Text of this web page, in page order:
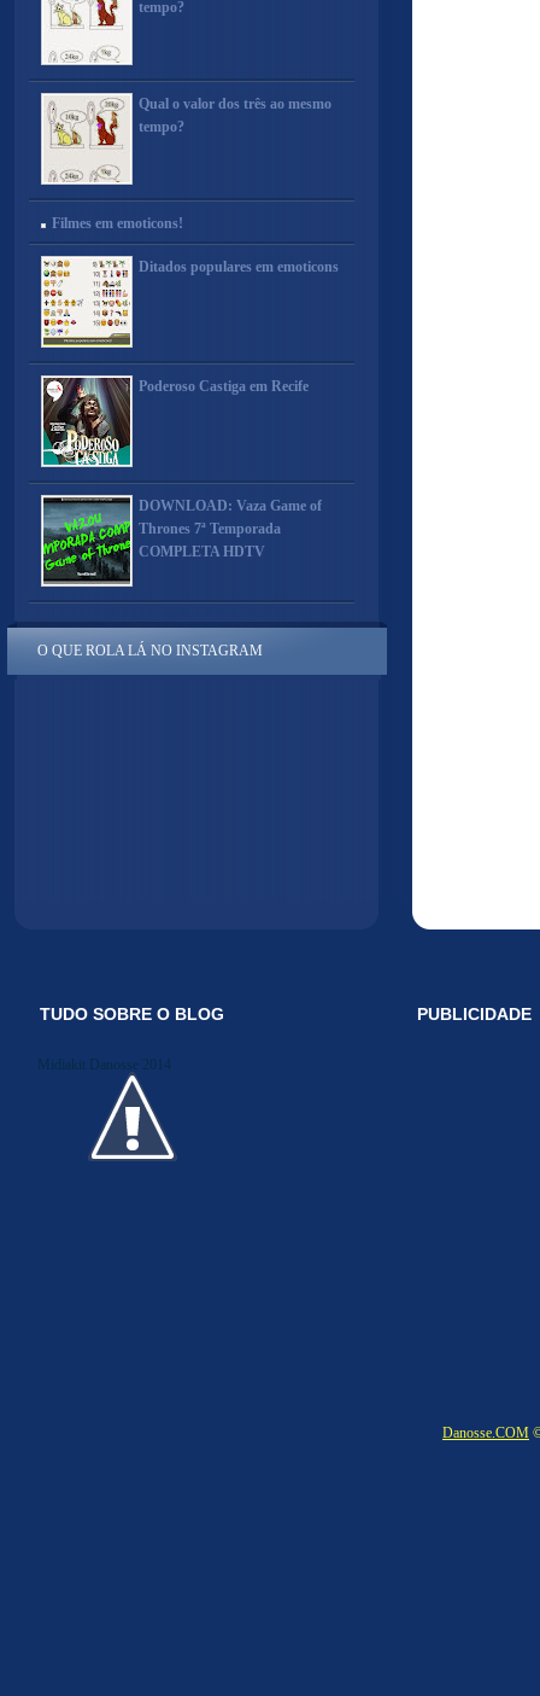
tempo?
Qual o valor dos três ao mesmo
tempo?
Filmes em emoticons!
Ditados populares em emoticons
Poderoso Castiga em Recife
DOWNLOAD: Vaza Game of
Thrones 7ª Temporada
COMPLETA HDTV
O QUE ROLA LÁ NO INSTAGRAM
TUDO SOBRE O BLOG
Midiakit Danosse 2014
PUBLICIDADE
Danosse.COM